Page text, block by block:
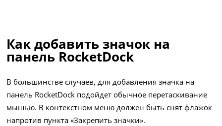
Как добавить значок на
панель RocketDock
В большинстве случаев, для добавления значка на
панель RocketDock подойдет обычное перетаскивание
мышью. В контекстном меню должен быть снят флажок
напротив пункта «Закрепить значки».